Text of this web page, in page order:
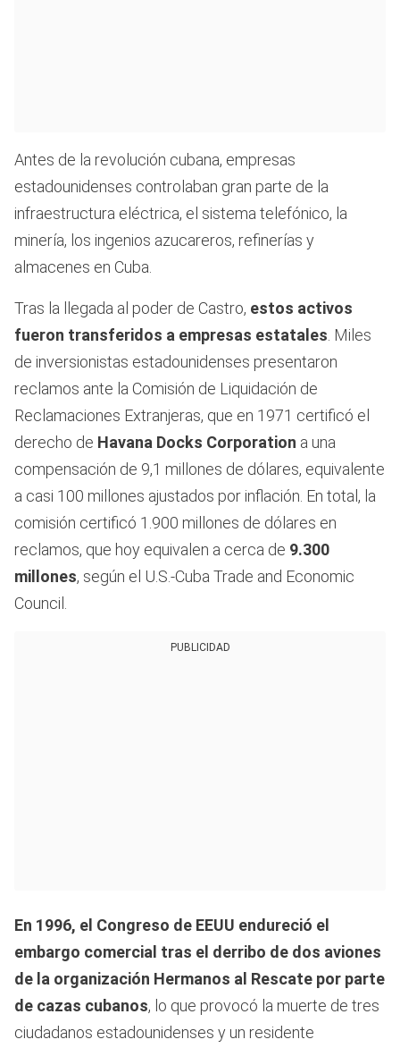
Antes de la revolución cubana, empresas
estadounidenses controlaban gran parte de la
infraestructura eléctrica, el sistema telefónico, la
minería, los ingenios azucareros, refinerías y
almacenes en Cuba.
Tras la llegada al poder de Castro, estos activos
fueron transferidos a empresas estatales . Miles
de inversionistas estadounidenses presentaron
reclamos ante la Comisión de Liquidación de
Reclamaciones Extranjeras, que en 1971 certificó el
derecho de Havana Docks Corporation a una
compensación de 9,1 millones de dólares, equivalente
a casi 100 millones ajustados por inflación. En total, la
comisión certificó 1.900 millones de dólares en
reclamos, que hoy equivalen a cerca de 9.300
millones, según el U.S.-Cuba Trade and Economic
Council.
PUBLICIDAD
En 1996, el Congreso de EEUU endureció el
embargo comercial tras el derribo de dos aviones
de la organización Hermanos al Rescate por parte
de cazas cubanos, lo que provocó la muerte de tres
ciudadanos estadounidenses y un residente